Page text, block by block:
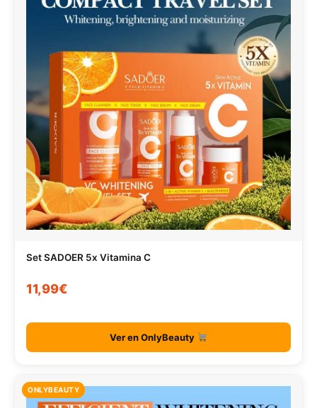
Set SADOER 5x Vitamina C
11,99€
Ver en OnlyBeauty
ONLYBEAUTY